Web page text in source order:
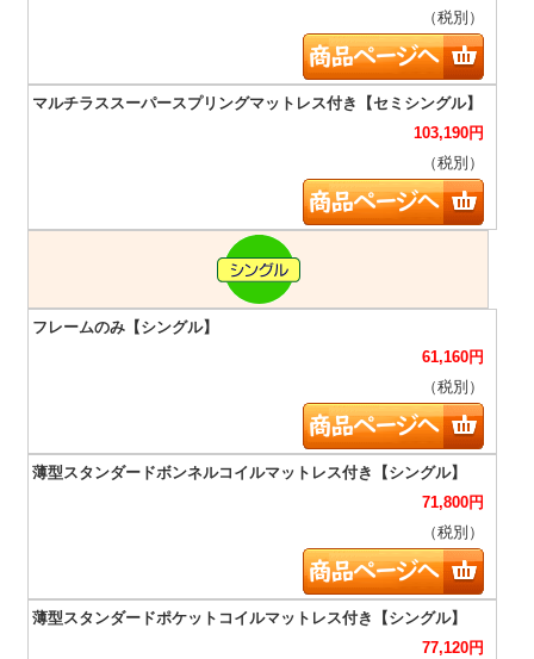
（税別）
103,190円
（税別）
61,160円
（税別）
71,800円
（税別）
77,120円